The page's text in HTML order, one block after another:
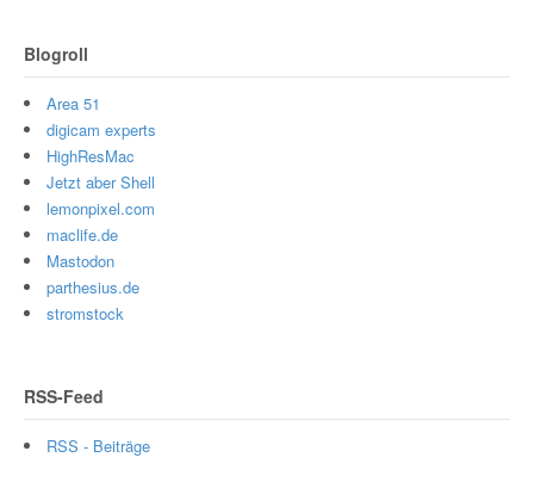
Blogroll
Area 51
digicam experts
HighResMac
Jetzt aber Shell
lemonpixel.com
maclife.de
Mastodon
parthesius.de
stromstock
RSS-Feed
RSS - Beiträge